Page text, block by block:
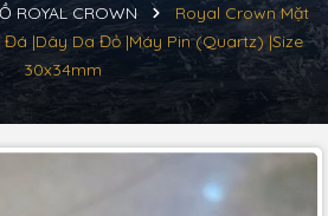
ROYAL CROWN
Royal Crown Mặt
Đá |Dây Da Đỏ |Máy Pin (Quartz) |Size
30x34mm